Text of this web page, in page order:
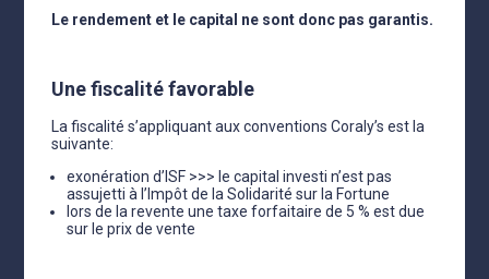
Le rendement et le capital ne sont donc pas garantis.
Une fiscalité favorable
La fiscalité s’appliquant aux conventions Coraly’s est la
suivante:
exonération d’ISF >>> le capital investi n’est pas
assujetti à l’Impôt de la Solidarité sur la Fortune
lors de la revente une taxe forfaitaire de 5 % est due
sur le prix de vente